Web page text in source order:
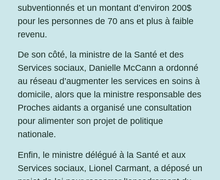
subventionnés et un montant d’environ 200$
pour les personnes de 70 ans et plus à faible
revenu.
De son côté, la ministre de la Santé et des
Services sociaux, Danielle McCann a ordonné
au réseau d’augmenter les services en soins à
domicile, alors que la ministre responsable des
Proches aidants a organisé une consultation
pour alimenter son projet de politique
nationale.
Enfin, le ministre délégué à la Santé et aux
Services sociaux, Lionel Carmant, a déposé un